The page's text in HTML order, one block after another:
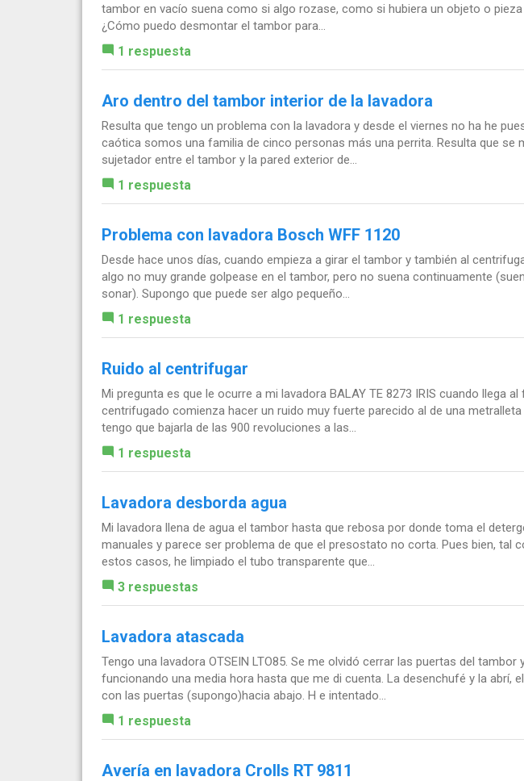
tambor en vacío suena como si algo rozase, como si hubiera un objeto o
¿Cómo puedo desmontar el tambor para...
1 respuesta
Aro dentro del tambor interior de la lavadora
Resulta que tengo un problema con la lavadora y desde el viernes no ha he
caótica somos una familia de cinco personas más una perrita. Resulta que se
sujetador entre el tambor y la pared exterior de...
1 respuesta
Problema con lavadora Bosch WFF 1120
Desde hace unos días, cuando empieza a girar el tambor y también al
algo no muy grande golpease en el tambor, pero no suena continuamente
sonar). Supongo que puede ser algo pequeño...
1 respuesta
Ruido al centrifugar
Mi pregunta es que le ocurre a mi lavadora BALAY TE 8273 IRIS cuando llega
centrifugado comienza hacer un ruido muy fuerte parecido al de una
tengo que bajarla de las 900 revoluciones a las...
1 respuesta
Lavadora desborda agua
Mi lavadora llena de agua el tambor hasta que rebosa por donde toma el
manuales y parece ser problema de que el presostato no corta. Pues bien, tal
estos casos, he limpiado el tubo transparente que...
3 respuestas
Lavadora atascada
Tengo una lavadora OTSEIN LTO85. Se me olvidó cerrar las puertas del tambor
funcionando una media hora hasta que me di cuenta. La desenchufé y la abrí,
con las puertas (supongo)hacia abajo. H e intentado...
1 respuesta
Avería en lavadora Crolls RT 9811